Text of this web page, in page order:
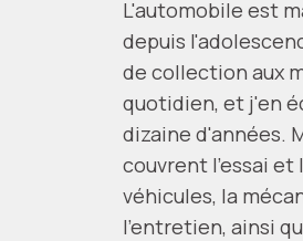
L'automobile est
depuis
de collection aux
quotidien, et j'en
dizaine d'années.
couvrent l'essai et
véhicules, la
l'entretien, ainsi